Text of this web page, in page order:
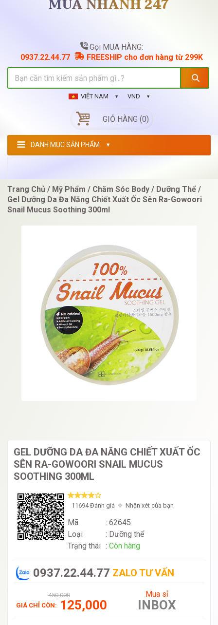
MUA NHANH 247
Gọi MUA HÀNG:
0937.22.44.77
FREESHIP cho đơn hàng từ 299K
VIỆT NAM VND
GIỎ HÀNG (0)
DANH MỤC SẢN PHẨM
Trang Chủ Mỹ Phẩm Chăm Sóc Body
Dưỡng Thể
Gel Dưỡng Da Đa Năng Chiết Xuất Ốc Sên Ra-Gowoori
Snail Mucus Soothing 300ml
GEL DƯỠNG DA ĐA NĂNG CHIẾT XUẤT ỐC
SÊN RA-GOWOORI SNAIL MUCUS
SOOTHING 300ML
11694 Đánh giá Nhận xét của bạn
Mã
: 62645
Loại
: Dưỡng thể
Trạng thái : Còn hàng
0937.22.44.77 ZALO TƯ VẤN
450,000
GIÁ CHỈ CÒN: 125,000
Mua sỉ
INBOX